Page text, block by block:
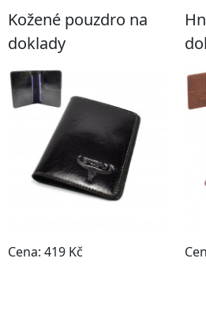
Kožené pouzdro na
doklady
Cena: 419 Kč